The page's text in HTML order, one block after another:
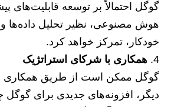
گوگل احتمالاً بر توسعه قابلیت‌های
هوش مصنوعی، نظیر تحلیل داده‌ها و
خودکار، تمرکز خواهد کرد.
همکاری با شرکای استراتژیک
گوگل ممکن است از طریق همکاری
دیگر، افزونه‌های جدیدی برای گوگل